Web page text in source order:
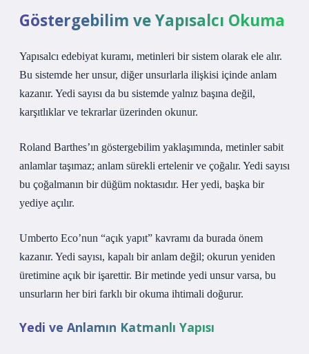
Göstergebilim ve Yapısalcı Okuma
Yapısalcı edebiyat kuramı, metinleri bir sistem olarak ele alır.
Bu sistemde her unsur, diğer unsurlarla ilişkisi içinde anlam
kazanır. Yedi sayısı da bu sistemde yalnız başına değil,
karşıtlıklar ve tekrarlar üzerinden okunur.
Roland Barthes’ın göstergebilim yaklaşımında, metinler sabit
anlamlar taşımaz; anlam sürekli ertelenir ve çoğalır. Yedi sayısı
bu çoğalmanın bir düğüm noktasıdır. Her yedi, başka bir
yediye açılır.
Umberto Eco’nun “açık yapıt” kavramı da burada önem
kazanır. Yedi sayısı, kapalı bir anlam değil; okurun yeniden
üretimine açık bir işarettir. Bir metinde yedi unsur varsa, bu
unsurların her biri farklı bir okuma ihtimali doğurur.
Yedi ve Anlamın Katmanlı Yapısı